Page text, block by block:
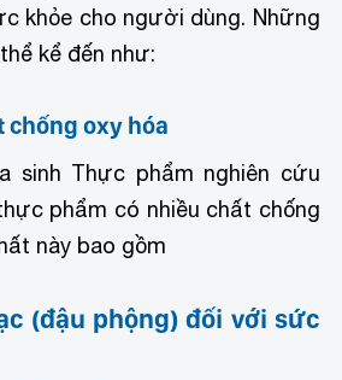
khỏe cho người dùng. Những
kể đến như:
chống oxy hóa
sinh Thực phẩm nghiên cứu
phẩm có nhiều chất chống
này bao gồm
(đậu phộng) đối với sức